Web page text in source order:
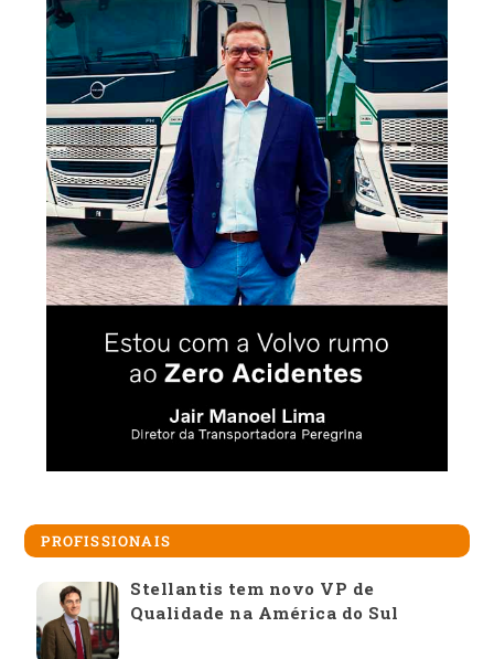
PROFISSIONAIS
Stellantis tem novo VP de
Qualidade na América do Sul